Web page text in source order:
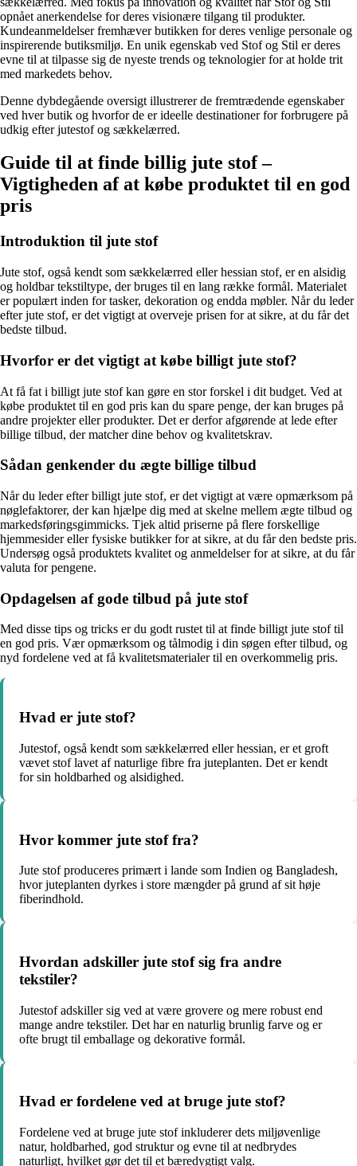
opnået anerkendelse for deres visionære tilgang til produkter.
Kundeanmeldelser fremhæver butikken for deres venlige personale og
inspirerende butiksmiljø. En unik egenskab ved Stof og Stil er deres
evne til at tilpasse sig de nyeste trends og teknologier for at holde trit
med markedets behov.
Denne dybdegående oversigt illustrerer de fremtrædende egenskaber
ved hver butik og hvorfor de er ideelle destinationer for forbrugere på
udkig efter jutestof og sækkelærred.
Guide til at finde billig jute stof –
Vigtigheden af at købe produktet til en god
pris
Introduktion til jute stof
Jute stof, også kendt som sækkelærred eller hessian stof, er en alsidig
og holdbar tekstiltype, der bruges til en lang række formål. Materialet
er populært inden for tasker, dekoration og endda møbler. Når du leder
efter jute stof, er det vigtigt at overveje prisen for at sikre, at du får det
bedste tilbud.
Hvorfor er det vigtigt at købe billigt jute stof?
At få fat i billigt jute stof kan gøre en stor forskel i dit budget. Ved at
købe produktet til en god pris kan du spare penge, der kan bruges på
andre projekter eller produkter. Det er derfor afgørende at lede efter
billige tilbud, der matcher dine behov og kvalitetskrav.
Sådan genkender du ægte billige tilbud
Når du leder efter billigt jute stof, er det vigtigt at være opmærksom på
nøglefaktorer, der kan hjælpe dig med at skelne mellem ægte tilbud og
markedsføringsgimmicks. Tjek altid priserne på flere forskellige
hjemmesider eller fysiske butikker for at sikre, at du får den bedste pris.
Undersøg også produktets kvalitet og anmeldelser for at sikre, at du får
valuta for pengene.
Opdagelsen af gode tilbud på jute stof
Med disse tips og tricks er du godt rustet til at finde billigt jute stof til
en god pris. Vær opmærksom og tålmodig i din søgen efter tilbud, og
nyd fordelene ved at få kvalitetsmaterialer til en overkommelig pris.
Hvad er jute stof?
Jutestof, også kendt som sækkelærred eller hessian, er et groft
vævet stof lavet af naturlige fibre fra juteplanten. Det er kendt
for sin holdbarhed og alsidighed.
Hvor kommer jute stof fra?
Jute stof produceres primært i lande som Indien og Bangladesh,
hvor juteplanten dyrkes i store mængder på grund af sit høje
fiberindhold.
Hvordan adskiller jute stof sig fra andre
tekstiler?
Jutestof adskiller sig ved at være grovere og mere robust end
mange andre tekstiler. Det har en naturlig brunlig farve og er
ofte brugt til emballage og dekorative formål.
Hvad er fordelene ved at bruge jute stof?
Fordelene ved at bruge jute stof inkluderer dets miljøvenlige
natur, holdbarhed, god struktur og evne til at nedbrydes
naturligt, hvilket gør det til et bæredygtigt valg.